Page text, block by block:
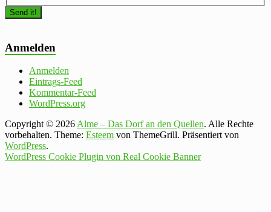
Anmelden
Anmelden
Eintrags-Feed
Kommentar-Feed
WordPress.org
Copyright © 2026 Alme – Das Dorf an den Quellen. Alle Rechte
vorbehalten. Theme: Esteem von ThemeGrill. Präsentiert von
WordPress.
WordPress Cookie Plugin von Real Cookie Banner